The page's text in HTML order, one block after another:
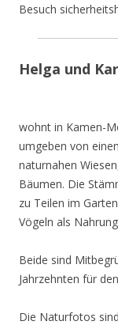
Besuch
Helga und
wohnt in Kamen-
umgeben von
naturnahen
Bäumen. Die
zu Teilen im
Vögeln als
Beide sind
Jahrzehnten für
Die Naturfotos